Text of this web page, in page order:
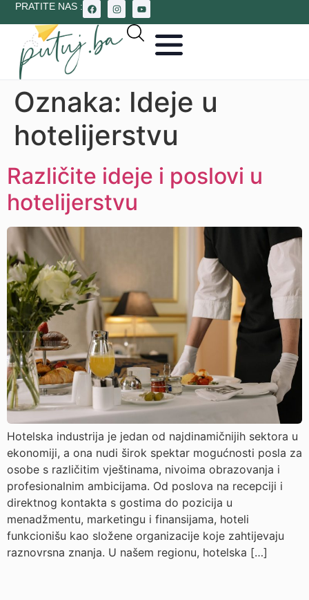
PRATITE NAS :
Oznaka: Ideje u
hotelijerstvu
Različite ideje i poslovi u
hotelijerstvu
Hotelska industrija je jedan od najdinamičnijih sektora u
ekonomiji, a ona nudi širok spektar mogućnosti posla za
osobe s različitim vještinama, nivoima obrazovanja i
profesionalnim ambicijama. Od poslova na recepciji i
direktnog kontakta s gostima do pozicija u
menadžmentu, marketingu i finansijama, hoteli
funkcionišu kao složene organizacije koje zahtijevaju
raznovrsna znanja. U našem regionu, hotelska […]